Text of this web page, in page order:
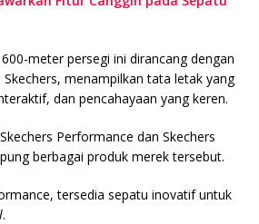
meter persegi ini dirancang dengan
menampilkan tata letak yang
dan pencahayaan yang keren.
Performance dan Skechers
berbagai produk merek tersebut.
tersedia sepatu inovatif untuk
.